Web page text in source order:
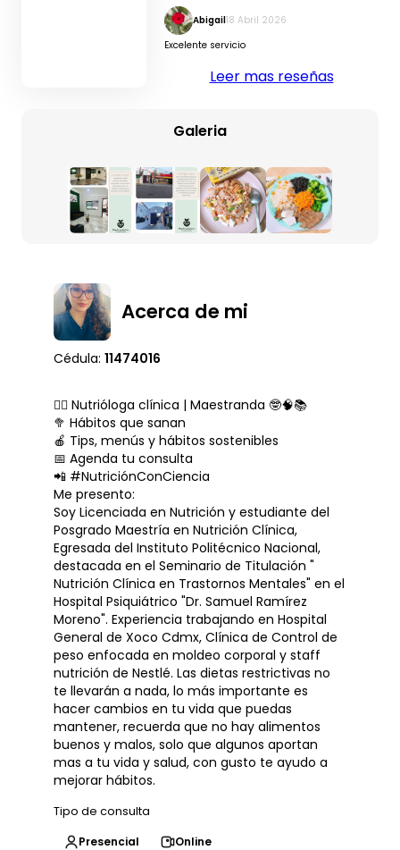
Abigail18 Abril 2026
Excelente servicio
Leer mas reseñas
Galeria
Acerca de mi
Cédula: 11474016
👩‍⚕️ Nutrióloga clínica | Maestranda 🤓🧠📚
🥦 Hábitos que sanan
🍎 Tips, menús y hábitos sostenibles
📅 Agenda tu consulta
📲 #NutriciónConCiencia
Me presento:
Soy Licenciada en Nutrición y estudiante del
Posgrado Maestría en Nutrición Clínica,
Egresada del Instituto Politécnico Nacional,
destacada en el Seminario de Titulación "
Nutrición Clínica en Trastornos Mentales" en el
Hospital Psiquiátrico "Dr. Samuel Ramírez
Moreno". Experiencia trabajando en Hospital
General de Xoco Cdmx, Clínica de Control de
peso enfocada en moldeo corporal y staff
nutrición de Nestlé. Las dietas restrictivas no
te llevarán a nada, lo más importante es
hacer cambios en tu vida que puedas
mantener, recuerda que no hay alimentos
buenos y malos, solo que algunos aportan
mas a tu vida y salud, con gusto te ayudo a
mejorar hábitos.
Tipo de consulta
Presencial
Online